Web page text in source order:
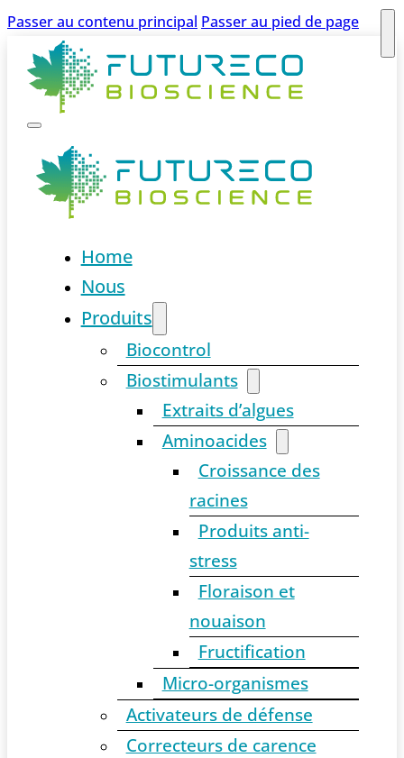
Passer au contenu principal Passer au pied de page
Home
Nous
Produits
Biocontrol
Biostimulants
Extraits d’algues
Aminoacides
Croissance des
racines
Produits anti-
stress
Floraison et
nouaison
Fructification
Micro-organismes
Activateurs de défense
Correcteurs de carence